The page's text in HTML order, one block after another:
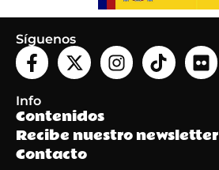
Síguenos
Info
Contenidos
Recibe nuestro newsletter
Contacto